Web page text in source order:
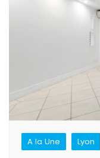
A la Une Lyon